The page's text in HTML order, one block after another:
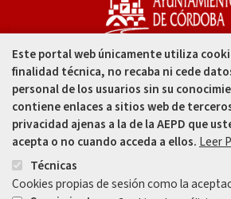
Capitulares, 1. 14002
Córdoba - España
957 49 99 00
957 47 80 50
EnlaceEnlace
Este portal web únicamente utiliza
finalidad técnica, no recaba ni cede
personal de los usuarios sin su
contiene enlaces a sitios web de
privacidad ajenas a la de la AEPD que
acepta o no cuando acceda a ellos. Leer
Técnicas
Cookies propias de sesión como la